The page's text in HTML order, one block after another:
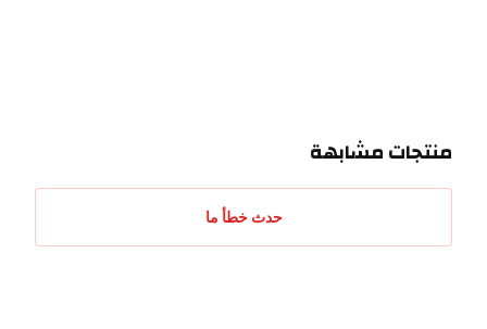
منتجات مشابهة
حدث خطأ ما